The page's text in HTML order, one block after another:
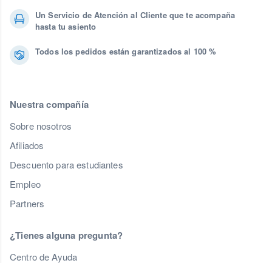
Un Servicio de Atención al Cliente que te acompaña
hasta tu asiento
Todos los pedidos están garantizados al 100 %
Nuestra compañía
Sobre nosotros
Afiliados
Descuento para estudiantes
Empleo
Partners
¿Tienes alguna pregunta?
Centro de Ayuda